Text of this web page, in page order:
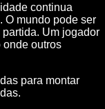
continua
O mundo pode ser
Um jogador
onde outros
para montar